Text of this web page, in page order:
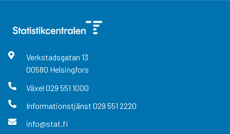
Verkstadsgatan 13
00580 Helsingfors
Växel 029 551 1000
Informationstjänst 029 551 2220
info@stat.fi